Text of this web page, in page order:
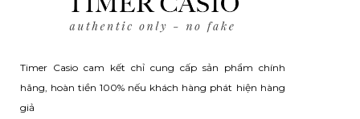
Timer Casio cam kết chỉ cung cấp sản phẩm chính
hãng, hoàn tiền 100% nếu khách hàng phát hiện hàng
giả